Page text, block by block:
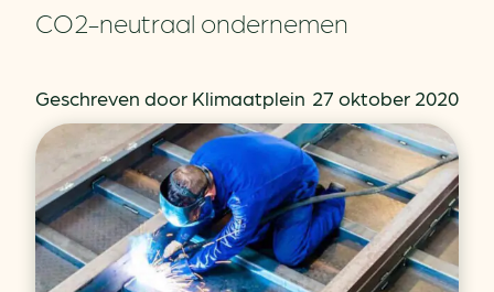
CO2-neutraal ondernemen
Geschreven door Klimaatplein 27 oktober 2020